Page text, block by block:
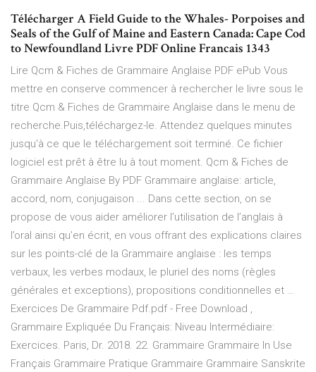
Télécharger A Field Guide to the Whales- Porpoises and
Seals of the Gulf of Maine and Eastern Canada: Cape Cod
to Newfoundland Livre PDF Online Francais 1343
Lire Qcm & Fiches de Grammaire Anglaise PDF ePub Vous
mettre en conserve commencer à rechercher le livre sous le
titre Qcm & Fiches de Grammaire Anglaise dans le menu de
recherche.Puis,téléchargez-le. Attendez quelques minutes
jusqu'à ce que le téléchargement soit terminé. Ce fichier
logiciel est prêt à être lu à tout moment. Qcm & Fiches de
Grammaire Anglaise By PDF Grammaire anglaise: article,
accord, nom, conjugaison ... Dans cette section, on se
propose de vous aider améliorer l’utilisation de l’anglais à
l’oral ainsi qu’en écrit, en vous offrant des explications claires
sur les points-clé de la Grammaire anglaise : les temps
verbaux, les verbes modaux, le pluriel des noms (règles
générales et exceptions), propositions conditionnelles et …
Exercices De Grammaire Pdf.pdf - Free Download ,
Grammaire Expliquée Du Français: Niveau Intermédiaire:
Exercices. Paris, Dr. 2018. 22. Grammaire Grammaire In Use
Français Grammaire Pratique Grammaire Grammaire Sanskrite